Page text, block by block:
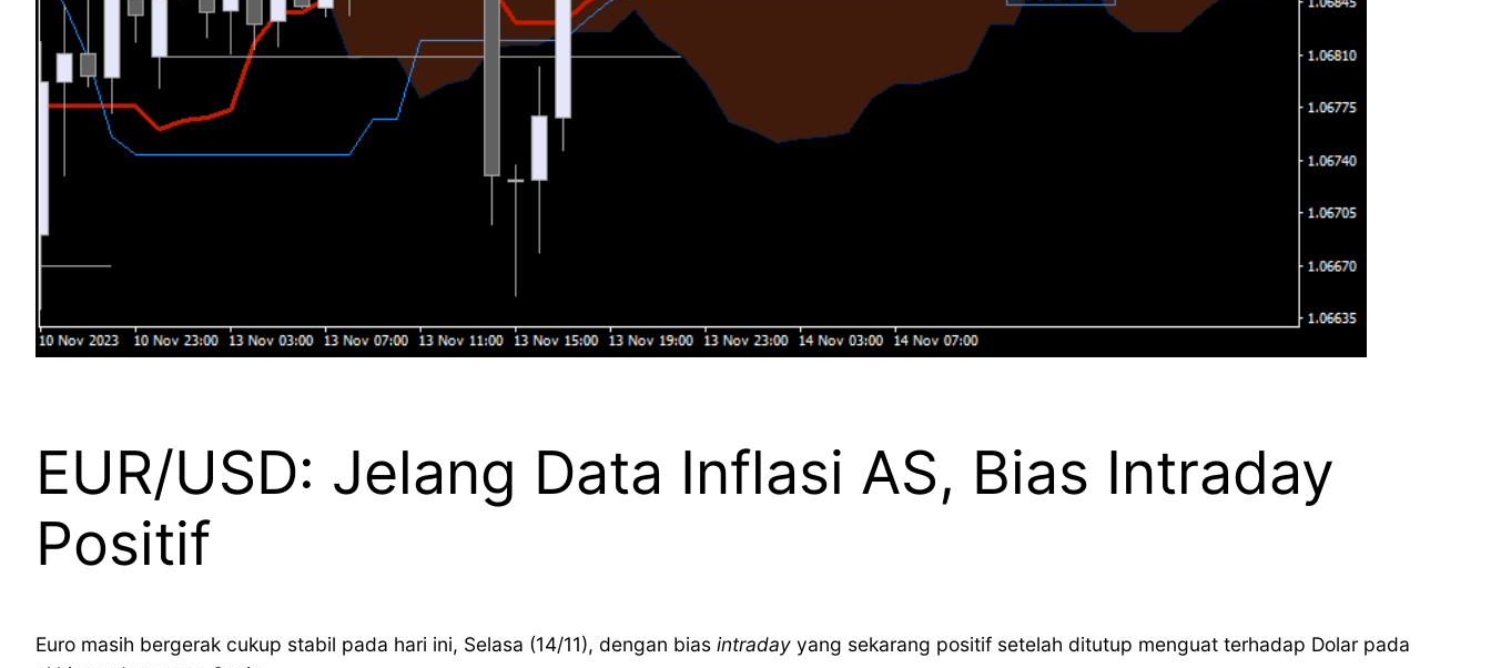
EUR/USD: Jelang Data Inflasi AS, Bias Intraday
Positif
Euro masih bergerak cukup stabil pada hari ini, Selasa (14/11), dengan bias intraday yang sekarang positif setelah ditutup menguat terhadap Dolar pada